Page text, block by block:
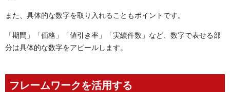
また、具体的な数字を取り入れることもポイントです。
「期間」「価格」「値引き率」「実績件数」など、数字で表せる部
分は具体的な数字をアピールします。
フレームワークを活用する